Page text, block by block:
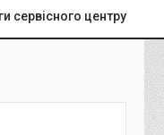
сервісного центру